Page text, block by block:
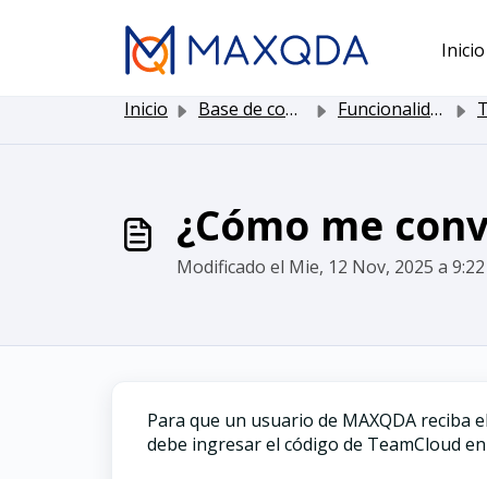
Inicio
Inicio Base de conocimientos Funcionalidad de MAXQDA
¿Cómo me
Modificado el Mie, 12 Nov, 2025 a 9:22
Para que un usuario de MAXQDA reciba
debe ingresar el código de TeamCloud